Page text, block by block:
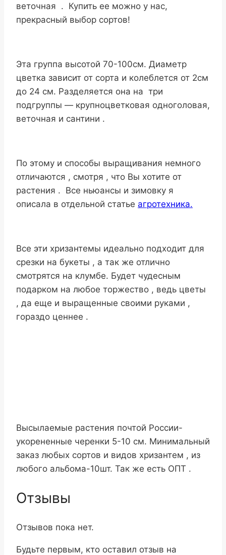
веточная . Купить ее можно у нас,
прекрасный выбор сортов!
Эта группа высотой 70-100см. Диаметр
цветка зависит от сорта и колеблется от 2см
до 24 см. Разделяется она на три
подгруппы — крупноцветковая одноголовая,
веточная и сантини .
По этому и способы выращивания немного
отличаются , смотря , что Вы хотите от
растения . Все ньюансы и зимовку я
описала в отдельной статье агротехника.
Все эти хризантемы идеально подходит для
срезки на букеты , а так же отлично
смотрятся на клумбе. Будет чудесным
подарком на любое торжество , ведь цветы
, да еще и выращенные своими руками ,
гораздо ценнее .
Высылаемые растения почтой России-
укорененные черенки 5-10 см. Минимальный
заказ любых сортов и видов хризантем , из
любого альбома-10шт. Так же есть ОПТ .
Отзывы
Отзывов пока нет.
Будьте первым, кто оставил отзыв на